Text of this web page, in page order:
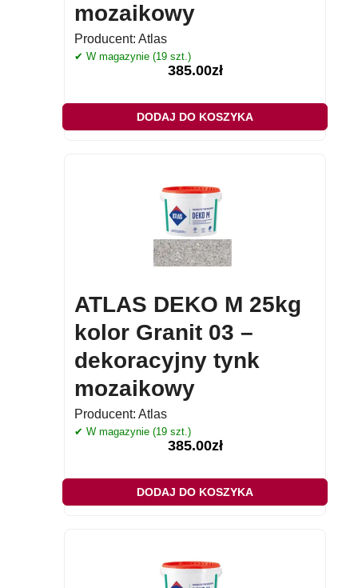
mozaikowy
Producent: Atlas
✔ W magazynie (19 szt.)
385.00zł
DODAJ DO KOSZYKA
ATLAS DEKO M 25kg
kolor Granit 03 –
dekoracyjny tynk
mozaikowy
Producent: Atlas
✔ W magazynie (19 szt.)
385.00zł
DODAJ DO KOSZYKA